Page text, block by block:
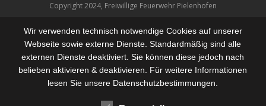
Copyright 2024, Freiwillige Feuerwehr Pielenhofen
Wir verwenden technisch notwendige Cookies auf unserer
Webseite sowie externe Dienste. Standardmäßig sind alle
externen Dienste deaktiviert. Sie können diese jedoch nach
belieben aktivieren & deaktivieren. Für weitere Informationen
lesen Sie unsere Datenschutzbestimmungen.